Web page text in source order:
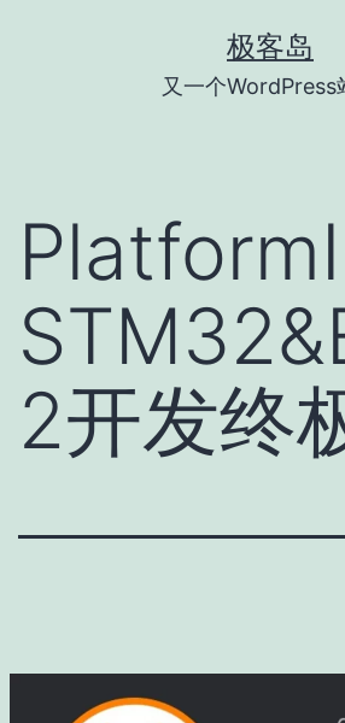
极客岛
又一个WordPress
2开发终